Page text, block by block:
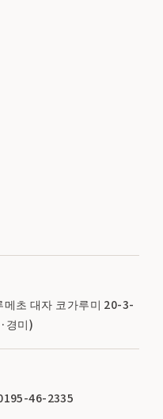
초 대자 코가루미 20-3-
경미)
46-2335